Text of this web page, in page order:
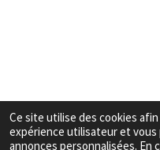
Ce site utilise des cookies
expérience utilisateur et vous
annonces personnalisées. En
Copyright© 2026 Export